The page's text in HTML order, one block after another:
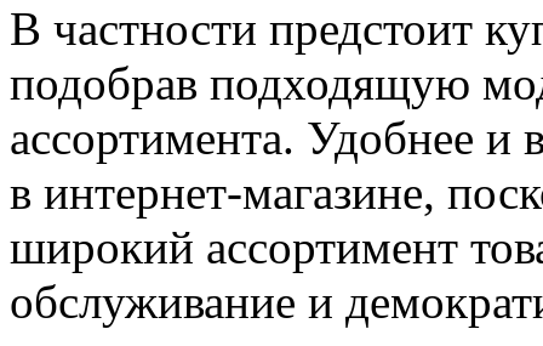
В частности предстоит
подобрав подходящую
ассортимента. Удобнее и
в интернет-магазине,
широкий ассортимент
обслуживание и